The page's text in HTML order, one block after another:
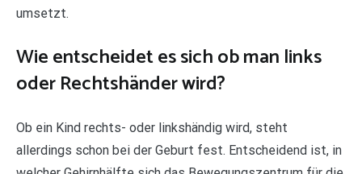
umsetzt.
Wie entscheidet es sich ob man links
oder Rechtshänder wird?
Ob ein Kind rechts- oder linkshändig wird, steht
allerdings schon bei der Geburt fest. Entscheidend ist, in